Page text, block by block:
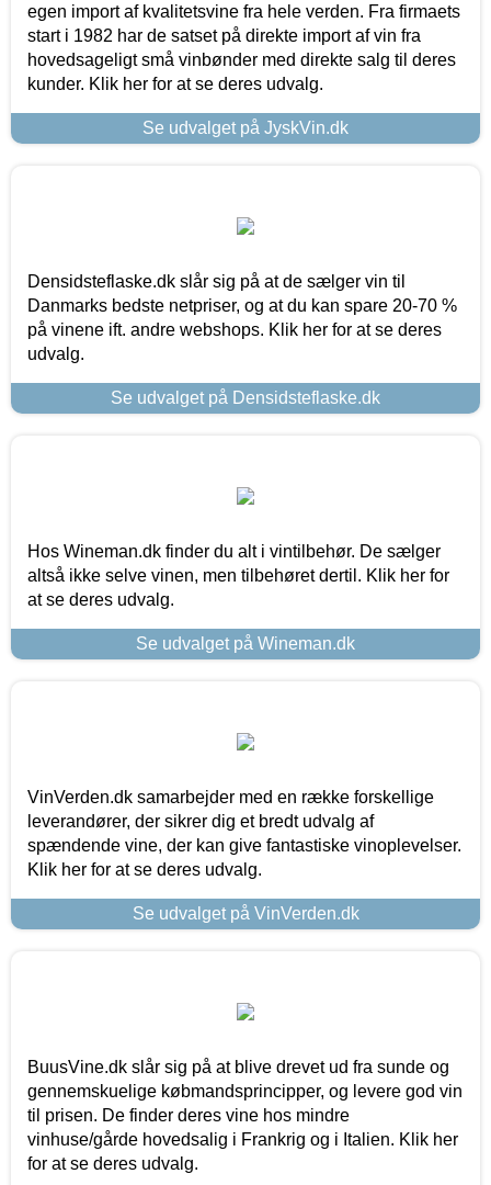
egen import af kvalitetsvine fra hele verden. Fra firmaets
start i 1982 har de satset på direkte import af vin fra
hovedsageligt små vinbønder med direkte salg til deres
kunder. Klik her for at se deres udvalg.
Se udvalget på JyskVin.dk
Densidsteflaske.dk slår sig på at de sælger vin til
Danmarks bedste netpriser, og at du kan spare 20-70 %
på vinene ift. andre webshops. Klik her for at se deres
udvalg.
Se udvalget på Densidsteflaske.dk
Hos Wineman.dk finder du alt i vintilbehør. De sælger
altså ikke selve vinen, men tilbehøret dertil. Klik her for
at se deres udvalg.
Se udvalget på Wineman.dk
VinVerden.dk samarbejder med en række forskellige
leverandører, der sikrer dig et bredt udvalg af
spændende vine, der kan give fantastiske vinoplevelser.
Klik her for at se deres udvalg.
Se udvalget på VinVerden.dk
BuusVine.dk slår sig på at blive drevet ud fra sunde og
gennemskuelige købmandsprincipper, og levere god vin
til prisen. De finder deres vine hos mindre
vinhuse/gårde hovedsalig i Frankrig og i Italien. Klik her
for at se deres udvalg.